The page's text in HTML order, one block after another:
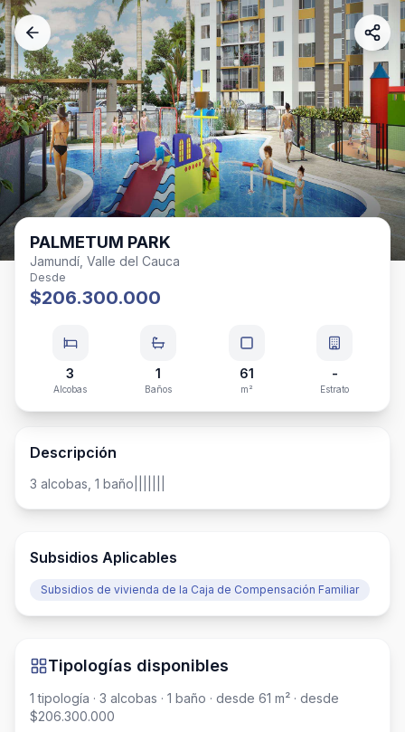
PALMETUM PARK
Jamundí, Valle del Cauca
Desde
$206.300.000
3
Alcobas
1
Baños
61
m²
-
Estrato
Descripción
3 alcobas, 1 baño|||||||
Subsidios Aplicables
Subsidios de vivienda de la Caja de Compensación Familiar
Tipologías disponibles
1 tipología · 3 alcobas · 1 baño · desde 61 m² · desde
$206.300.000